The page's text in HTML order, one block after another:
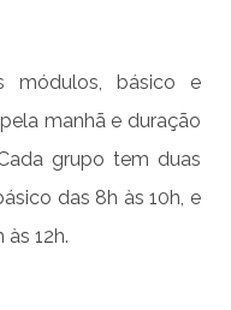
módulos, básico e
manhã e duração
grupo tem duas
das 8h às 10h, e
12h.